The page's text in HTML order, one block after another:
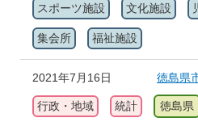
スポーツ施設 文化施設
集会所 福祉施設
2021年7月16日 徳島県
行政・地域 統計 徳島県